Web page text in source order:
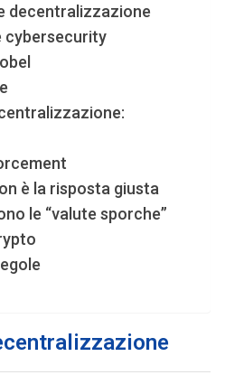
decentralizzazione
cybersecurity
è la risposta giusta
le “valute sporche”